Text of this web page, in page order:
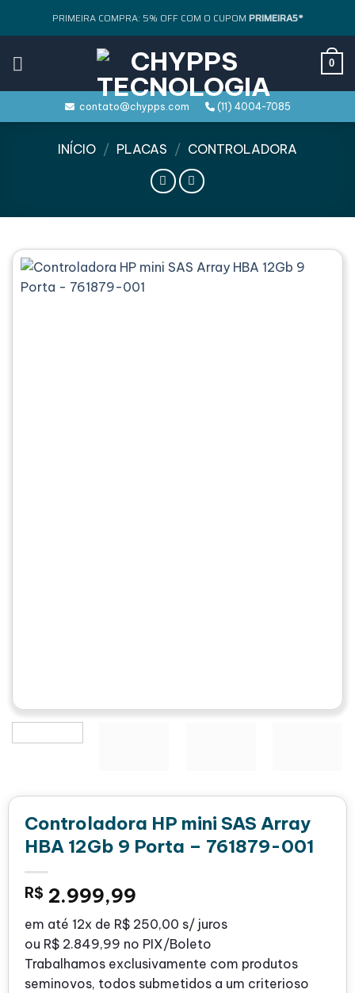
PRIMEIRA COMPRA: 5% OFF COM O CUPOM PRIMEIRA5*
0
contato@chypps.com (11) 4004-7085
INÍCIO / PLACAS / CONTROLADORA
Controladora HP mini SAS Array
HBA 12Gb 9 Porta – 761879-001
R$ 2.999,99
em até 12x de R$ 250,00 s/ juros
ou R$ 2.849,99 no PIX/Boleto
Trabalhamos exclusivamente com produtos
seminovos, todos submetidos a um criterioso